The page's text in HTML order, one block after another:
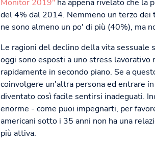
Monitor 2019"ha appena rivelato che la
del 4% dal 2014. Nemmeno un terzo dei
ne sono almeno un po' di più (40%), ma
Le ragioni del declino della vita sessuale
oggi sono esposti a uno stress
rapidamente in secondo piano. Se a
coinvolgere un'altra persona ed entrare
diventato così facile sentirsi inadeguati.
enorme - come puoi impegnarti, per
americani sotto i 35 anni non ha una
più attiva.